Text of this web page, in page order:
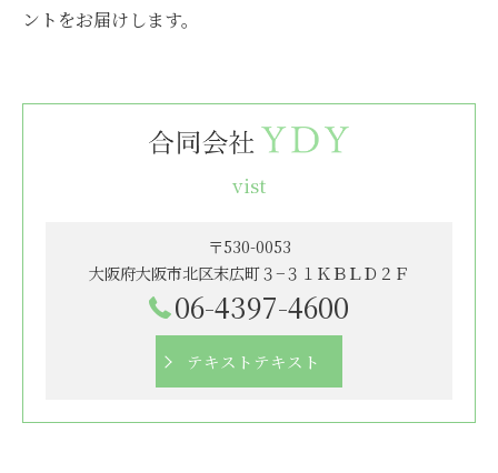
ントをお届けします。
vist
〒530-0053
大阪府大阪市北区末広町３−３１ＫＢＬＤ２Ｆ
06-4397-4600
テキストテキスト